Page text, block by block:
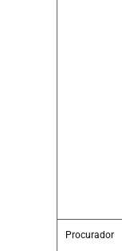
Procurador